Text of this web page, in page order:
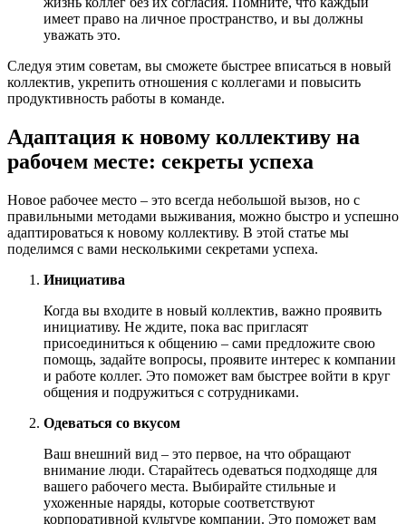
имеет право на личное пространство, и вы должны
уважать это.
Следуя этим советам, вы сможете быстрее вписаться в новый
коллектив, укрепить отношения с коллегами и повысить
продуктивность работы в команде.
Адаптация к новому коллективу на
рабочем месте: секреты успеха
Новое рабочее место – это всегда небольшой вызов, но с
правильными методами выживания, можно быстро и успешно
адаптироваться к новому коллективу. В этой статье мы
поделимся с вами несколькими секретами успеха.
Инициатива
Когда вы входите в новый коллектив, важно проявить
инициативу. Не ждите, пока вас пригласят
присоединиться к общению – сами предложите свою
помощь, задайте вопросы, проявите интерес к компании
и работе коллег. Это поможет вам быстрее войти в круг
общения и подружиться с сотрудниками.
Одеваться со вкусом
Ваш внешний вид – это первое, на что обращают
внимание люди. Старайтесь одеваться подходяще для
вашего рабочего места. Выбирайте стильные и
ухоженные наряды, которые соответствуют
корпоративной культуре компании. Это поможет вам